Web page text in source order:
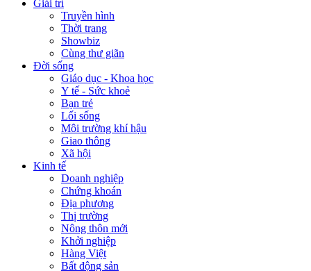
Giải trí
Truyền hình
Thời trang
Showbiz
Cùng thư giãn
Đời sống
Giáo dục - Khoa học
Y tế - Sức khoẻ
Bạn trẻ
Lối sống
Môi trường khí hậu
Giao thông
Xã hội
Kinh tế
Doanh nghiệp
Chứng khoán
Địa phương
Thị trường
Nông thôn mới
Khởi nghiệp
Hàng Việt
Bất động sản